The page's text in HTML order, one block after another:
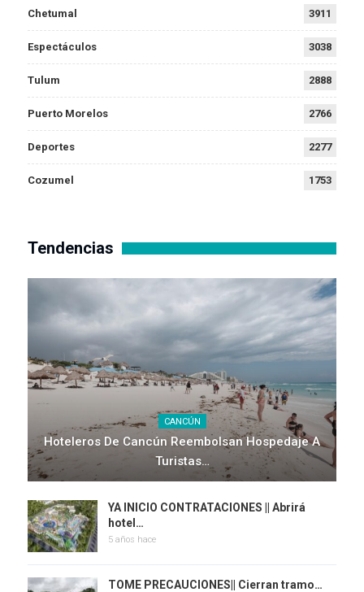
Chetumal 3911
Espectáculos 3038
Tulum 2888
Puerto Morelos 2766
Deportes 2277
Cozumel 1753
Tendencias
CANCÚN
Hoteleros De Cancún Reembolsan Hospedaje A
Turistas…
YA INICIO CONTRATACIONES || Abrirá
hotel…
5 años hace
TOME PRECAUCIONES|| Cierran tramo…